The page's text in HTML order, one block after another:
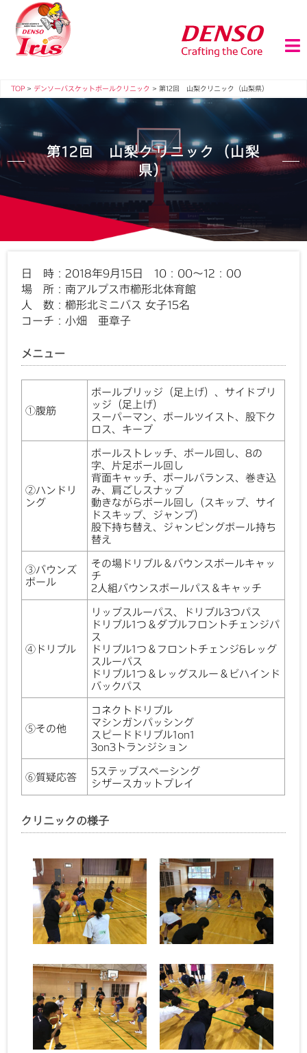
TOP > デンソーバスケットボールクリニック > 第12回 山梨クリニック（山梨県）
第12回 山梨クリニック（山梨
県）
日 時： 2018年9月15日 10：00～12：00
場 所：南アルプス市櫛形北体育館
人 数：櫛形北ミニバス 女子15名
コーチ：小畑 亜章子
メニュー
①腹筋
ボールブリッジ（足上げ）、サイドブリ
ッジ（足上げ）
スーパーマン、ボールツイスト、股下ク
ロス、キープ
②ハンドリ
ング
ボールストレッチ、ボール回し、8の
字、片足ボール回し
背面キャッチ、ボールバランス、巻き込
み、肩ごしスナップ
動きながらボール回し（スキップ、サイ
ドスキップ、ジャンプ）
股下持ち替え、ジャンピングボール持ち
替え
③バウンズ
ボール
その場ドリブル＆バウンスボールキャッ
チ
2人組バウンスボールパス＆キャッチ
④ドリブル
リップスルーパス、ドリブル3つパス
ドリブル1つ＆ダブルフロントチェンジパ
ス
ドリブル1つ＆フロントチェンジ&レッグ
スルーパス
ドリブル1つ＆レッグスルー＆ビハインド
バックパス
⑤その他
コネクトドリブル
マシンガンパッシング
スピードドリブル1on1
3on3トランジション
⑥質疑応答
5ステップスペーシング
シザースカットプレイ
クリニックの様子